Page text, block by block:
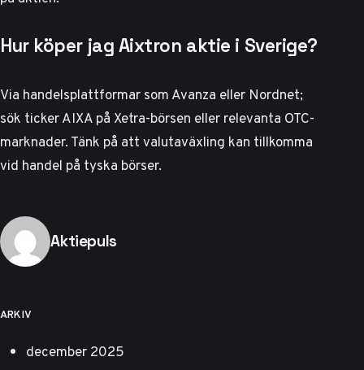
Hur köper jag Aixtron aktie i Sverige?
Via handelsplattformar som Avanza eller Nordnet;
sök ticker AIXA på Xetra-börsen eller relevanta OTC-
marknader. Tänk på att valutaväxling kan tillkomma
vid handel på tyska börser.
Publicerad av
Aktiepuls
ARKIV
december 2025